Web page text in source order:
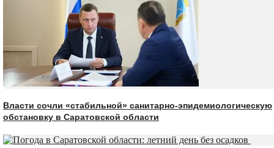
Власти сочли «стабильной» санитарно-эпидемиологическую
обстановку в Саратовской области